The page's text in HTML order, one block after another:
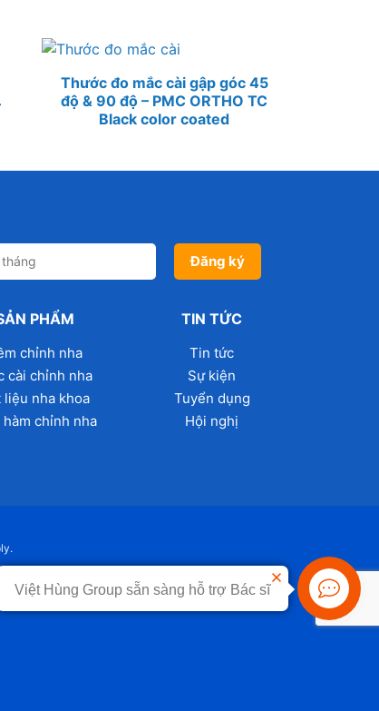
Thước đo mắc cài gập góc 45
độ & 90 độ – PMC ORTHO TC
Black color coated
PHẨM
chỉnh nha
cài chỉnh nha
liệu nha khoa
hàm chỉnh nha
TIN TỨC
Tin tức
Sự kiện
Tuyển dụng
Hội nghị
Việt Hùng Group sẵn sàng hỗ trợ Bác sĩ